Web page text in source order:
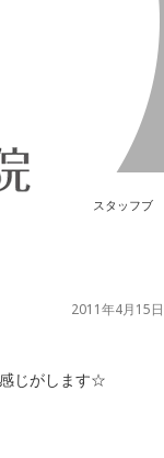
スタッフブ
2011年4月15日
じがします☆